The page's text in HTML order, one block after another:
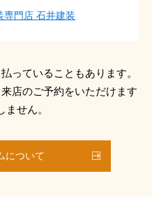
専門店 石井建装
っていることもあります。
店のご予約をいただけます
ません。
について